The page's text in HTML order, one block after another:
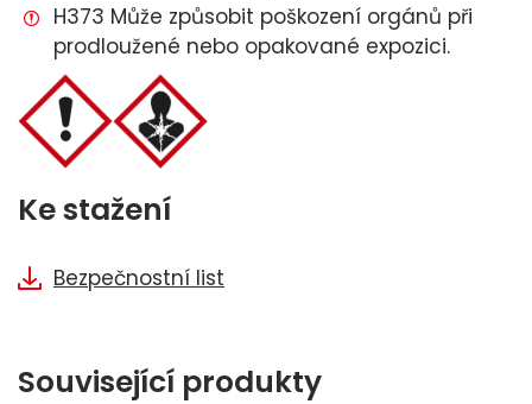
H373 Může způsobit poškození orgánů při
prodloužené nebo opakované expozici.
Ke stažení
Bezpečnostní list
Související produkty